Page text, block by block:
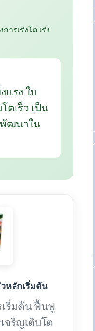
ารเร่งโต เร่ง
แรง ใบ
ตเร็ว เป็น
ฒนาใน
วหลักเริ่มต้น
เริ่มต้น ฟื้นฟู
จริญเติบโต